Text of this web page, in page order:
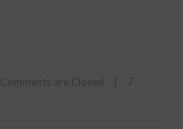
Comments are Closed
7